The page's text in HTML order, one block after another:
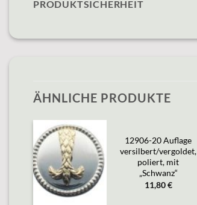
PRODUKTSICHERHEIT
ÄHNLICHE PRODUKTE
Add to
wishlist
12906-20 Auflage
versilbert/vergoldet,
poliert, mit
„Schwanz“
11,80€